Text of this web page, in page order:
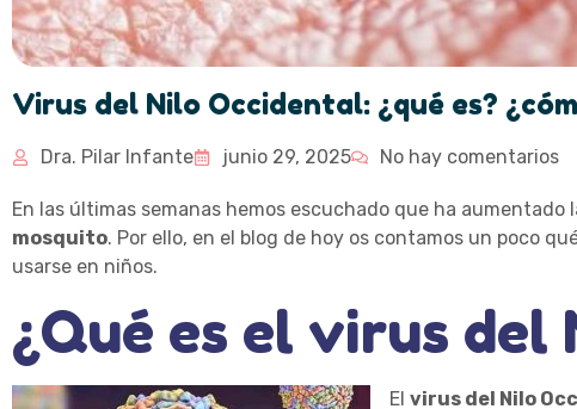
Virus del Nilo Occidental: ¿qué es?
Dra. Pilar Infante junio 29, 2025 No hay comentarios
En las últimas semanas hemos escuchado que ha aumentado
mosquito. Por ello, en el blog de hoy os contamos un poco
usarse en niños.
¿Qué es el virus del
El virus del Nilo